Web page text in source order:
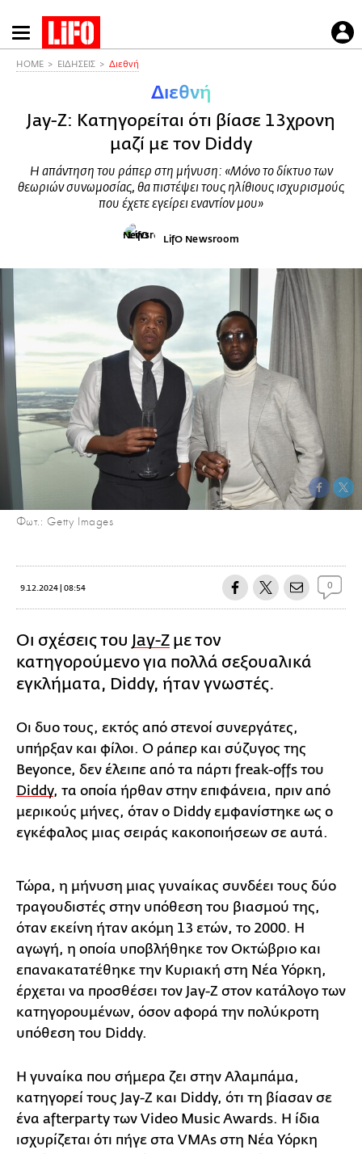
Παράκαμψη
προς
HOME ΕΙΔΗΣΕΙΣ Διεθνή
Διεθνή
Jay-Z: Κατηγορείται ότι βίασε 13χρονη
μαζί με τον Diddy
Η απάντηση του ράπερ στη μήνυση: «Μόνο το δίκτυο των
θεωριών συνωμοσίας, θα πιστέψει τους ηλίθιους ισχυρισμούς
που έχετε εγείρει εναντίον μου»
LifO Newsroom
Φωτ.: Getty Images
9.12.2024 | 08:54 0
Οι σχέσεις του Jay-Z με τον
κατηγορούμενο για πολλά σεξουαλικά
εγκλήματα, Diddy, ήταν γνωστές.
Οι δυο τους, εκτός από στενοί συνεργάτες,
υπήρξαν και φίλοι. Ο ράπερ και σύζυγος της
Beyonce, δεν έλειπε από τα πάρτι freak-offs του
Diddy, τα οποία ήρθαν στην επιφάνεια, πριν από
μερικούς μήνες, όταν ο Diddy εμφανίστηκε ως ο
εγκέφαλος μιας σειράς κακοποιήσεων σε αυτά.
Τώρα, η μήνυση μιας γυναίκας συνδέει τους δύο
τραγουδιστές στην υπόθεση του βιασμού της,
όταν εκείνη ήταν ακόμη 13 ετών, το 2000. Η
αγωγή, η οποία υποβλήθηκε τον Οκτώβριο και
επανακατατέθηκε την Κυριακή στη Νέα Υόρκη,
έρχεται να προσθέσει τον Jay-Z στον κατάλογο των
κατηγορουμένων, όσον αφορά την πολύκροτη
υπόθεση του Diddy.
Η γυναίκα που σήμερα ζει στην Αλαμπάμα,
κατηγορεί τους Jay-Z και Diddy, ότι τη βίασαν σε
ένα afterparty των Video Music Awards. Η ίδια
ισχυρίζεται ότι πήγε στα VMAs στη Νέα Υόρκη